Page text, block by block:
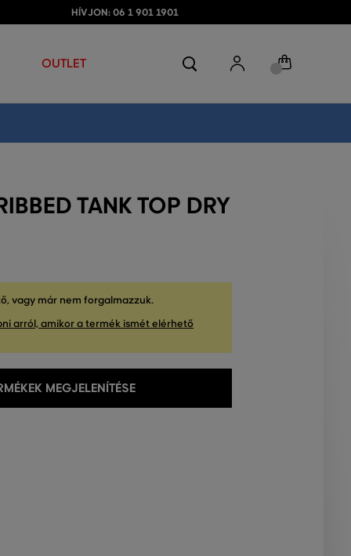
HÍVJON: 06 1 901 1901
OUTLET
TANK TOP DRY
vagy már nem forgalmazzuk.
arról, amikor a termék ismét elérhető
MEGJELENÍTÉSE